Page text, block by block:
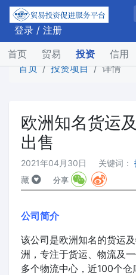
登录 / 注册
首页(current)
贸易 投资 信用
首页
投资项目 详情
欧洲知名货运
出售
2021年04月30日 关键词：
藏
分享
公司简介
该公司是欧洲知名的货运
洲，专注于货运、物流及
多个物流中心，近100个仓